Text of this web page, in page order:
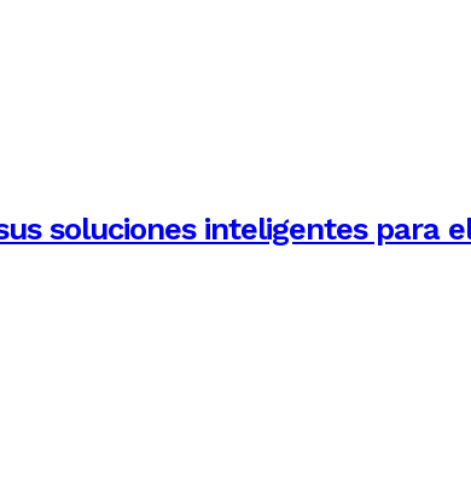
soluciones inteligentes para